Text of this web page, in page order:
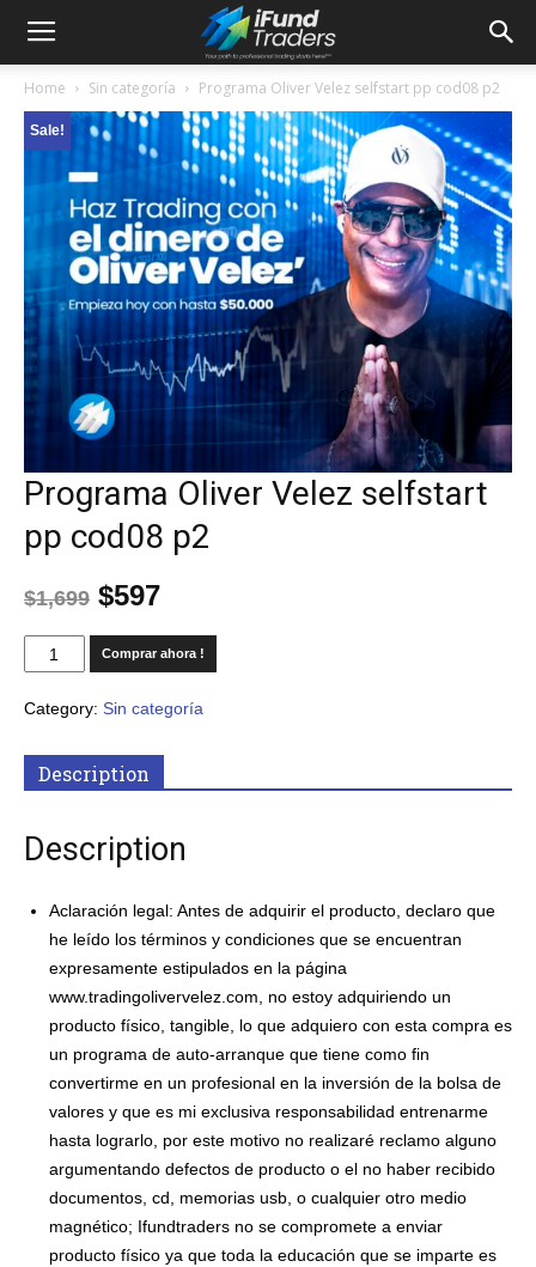
Home Sin categoría Programa Oliver Velez selfstart pp cod08 p2
Sale!
Programa Oliver Velez selfstart
pp cod08 p2
$1,699 $597
Comprar ahora !
Category: Sin categoría
Description
Description
Aclaración legal: Antes de adquirir el producto, declaro que
he leído los términos y condiciones que se encuentran
expresamente estipulados en la página
www.tradingolivervelez.com, no estoy adquiriendo un
producto físico, tangible, lo que adquiero con esta compra es
un programa de auto-arranque que tiene como fin
convertirme en un profesional en la inversión de la bolsa de
valores y que es mi exclusiva responsabilidad entrenarme
hasta lograrlo, por este motivo no realizaré reclamo alguno
argumentando defectos de producto o el no haber recibido
documentos, cd, memorias usb, o cualquier otro medio
magnético; Ifundtraders no se compromete a enviar
producto físico ya que toda la educación que se imparte es